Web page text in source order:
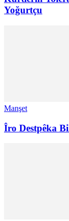
Yoğurtçu
Manşet
Îro Destpêka